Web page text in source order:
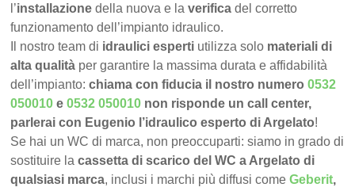
l’installazione della nuova e laverifica del corretto
funzionamento dell’impianto idraulico.
Il nostro team di idraulici esperti utilizza solo materiali di
alta qualità per garantire la massima durata e affidabilità
dell’impianto:chiama con fiducia il nostro numero0532
050010 e0532 050010 non risponde un call center,
parlerai con Eugenio l’idraulico esperto di Argelato!
Se hai un WC di marca, non preoccuparti: siamo in grado di
sostituire lacassetta di scarico del WC a Argelato di
qualsiasi marca, inclusi i marchi più diffusi comeGeberit,